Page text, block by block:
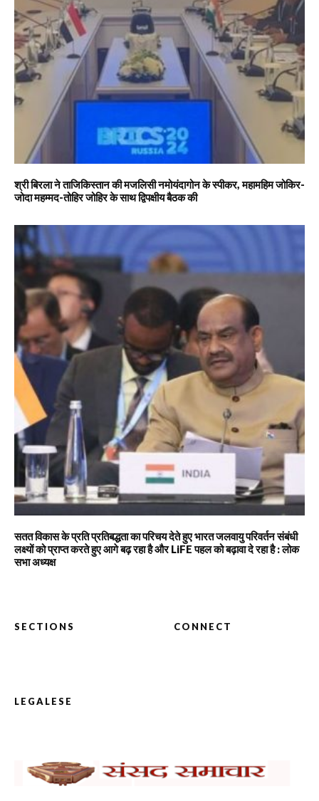
श्री बिरला ने ताजिकिस्तान की मजलिसी नमोयंदागोन के स्पीकर, महामहिम जोकिर-
जोदा महम्मद-तोहिर जोहिर के साथ द्विपक्षीय बैठक की
सतत विकास के प्रति प्रतिबद्धता का परिचय देते हुए भारत जलवायु परिवर्तन संबंधी
लक्ष्यों को प्राप्त करते हुए आगे बढ़ रहा है और LiFE पहल को बढ़ावा दे रहा है : लोक
सभा अध्यक्ष
SECTIONS CONNECT
LEGALESE